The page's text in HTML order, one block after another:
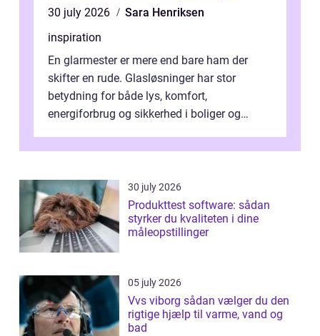
30 july 2026
Sara Henriksen
inspiration
En glarmester er mere end bare ham der
skifter en rude. Glasløsninger har stor
betydning for både lys, komfort,
energiforbrug og sikkerhed i boliger og
30 july 2026
Produkttest software: sådan
styrker du kvaliteten i dine
måleopstillinger
05 july 2026
Vvs viborg sådan vælger du den
rigtige hjælp til varme, vand og
bad